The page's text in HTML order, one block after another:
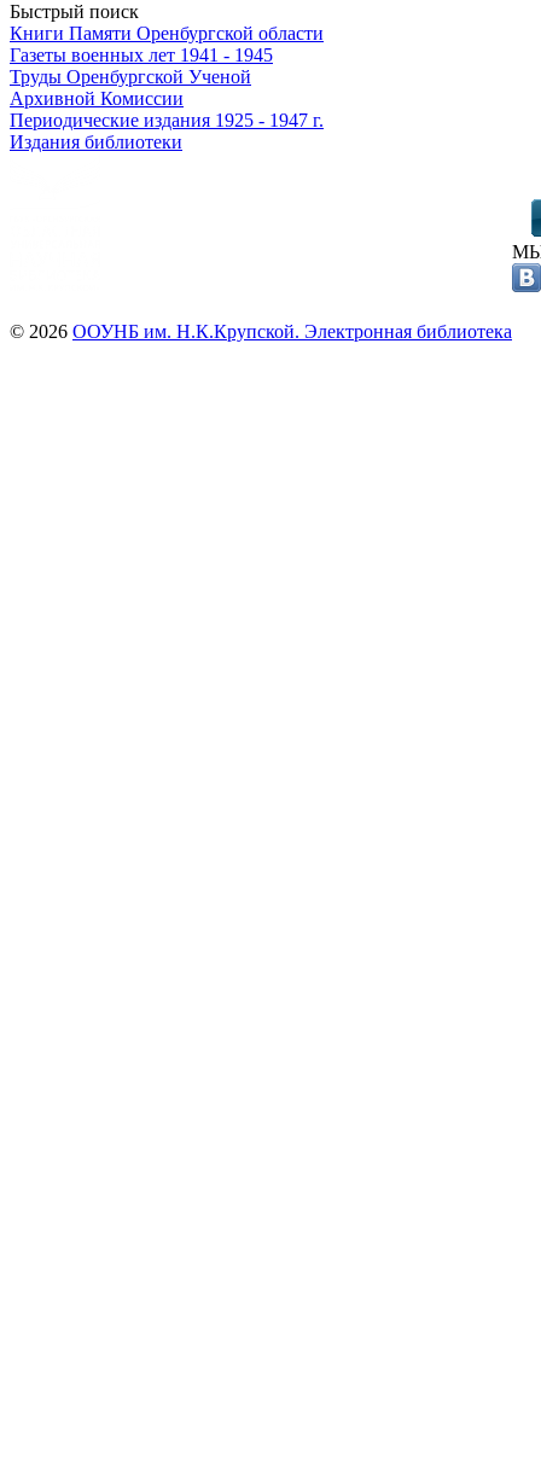
Быстрый поиск
Книги Памяти Оренбургской области
Газеты военных лет 1941 - 1945
Труды Оренбургской Ученой
Архивной Комиссии
Периодические издания 1925 - 1947 г.
Издания библиотеки
© 2026 ООУНБ им. Н.К.Крупской. Электронная библиотека